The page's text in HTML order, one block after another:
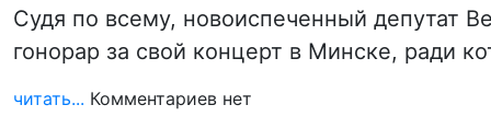
Судя по всему, новоиспеченный депутат
гонорар за свой концерт в Минске, ради
читать... Комментариев нет